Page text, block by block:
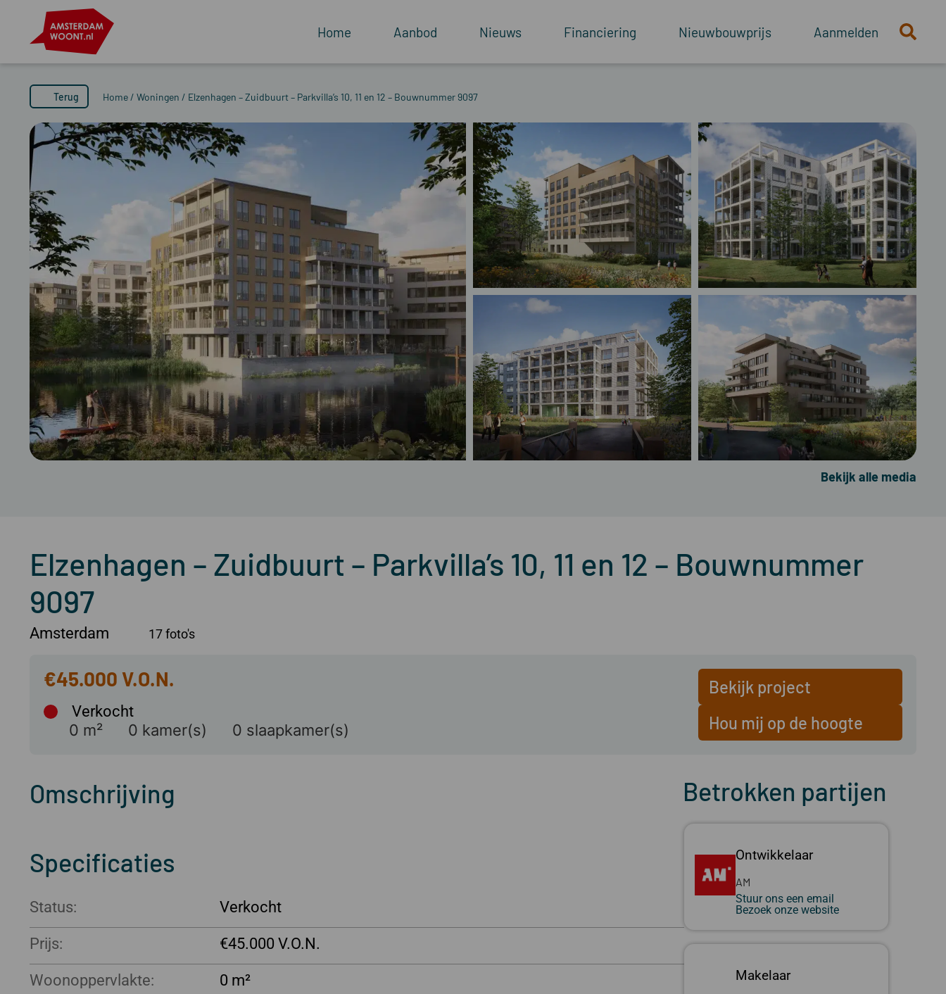
Home Aanbod Nieuws Financiering Nieuwbouwprijs Aanmelden
Terug Home / Woningen / Elzenhagen – Zuidbuurt – Parkvilla’s 10, 11 en 12 – Bouwnummer 9097
Bekijk alle media
Elzenhagen – Zuidbuurt – Parkvilla’s 10, 11 en 12 – Bouwnummer
9097
Amsterdam 17 foto's
€45.000
Verkocht
0 m² 0 kamer(s) 0 slaapkamer(s)
Bekijk project
Hou mij op de hoogte
Omschrijving
Specificaties
Status: Verkocht
Prijs: €45.000
Woonoppervlakte: 0 m²
Betrokken partijen
Ontwikkelaar
AM
Stuur ons een email
Bezoek onze website
Makelaar